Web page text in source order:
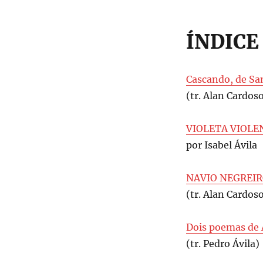
ÍNDICE
Cascando, de
(tr. Alan
VIOLETA
por Isabel Ávila
NAVIO
(tr. Alan
Dois poemas
(tr. Pedro Ávila)